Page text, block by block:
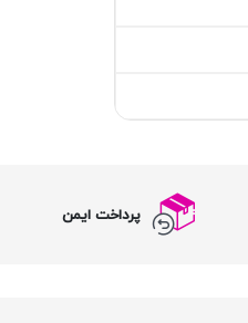
پرداخت ایمن